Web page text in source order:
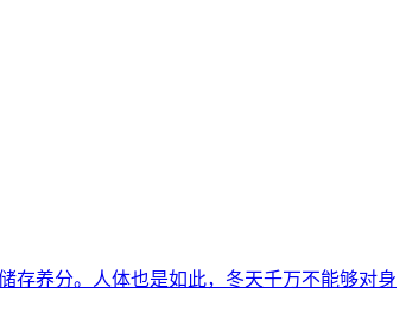
存养分。人体也是如此，冬天千万不能够对身